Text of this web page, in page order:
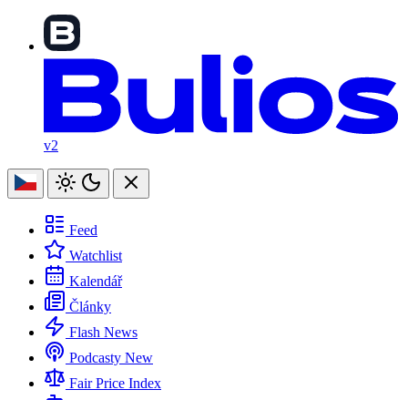
v2
Feed
Watchlist
Kalendář
Články
Flash News
Podcasty New
Fair Price Index